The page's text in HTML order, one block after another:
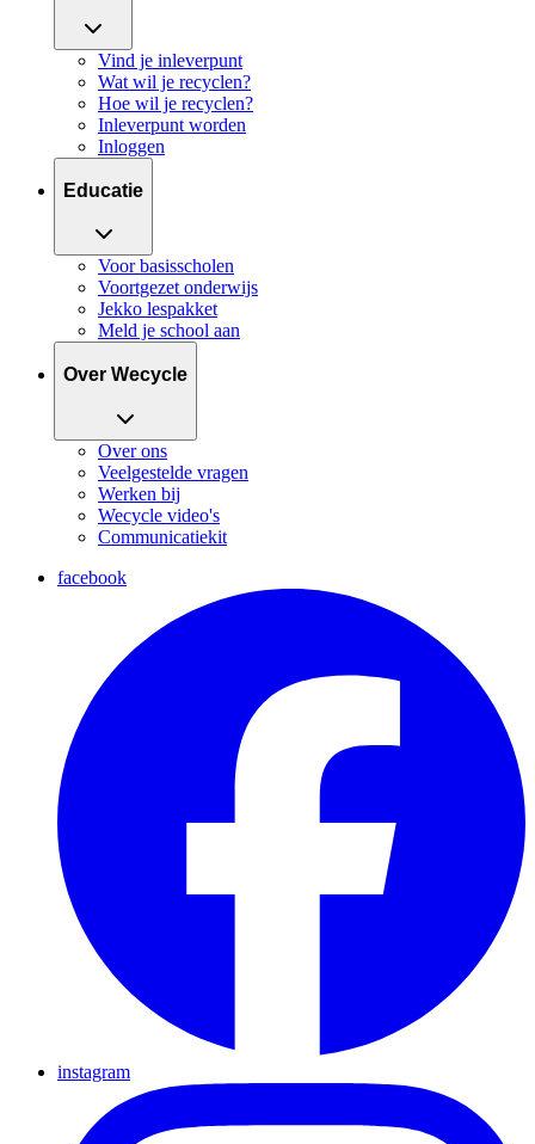
Vind je inleverpunt
Wat wil je recyclen?
Hoe wil je recyclen?
Inleverpunt worden
Inloggen
Educatie
Voor basisscholen
Voortgezet onderwijs
Jekko lespakket
Meld je school aan
Over Wecycle
Over ons
Veelgestelde vragen
Werken bij
Wecycle video's
Communicatiekit
facebook
instagram